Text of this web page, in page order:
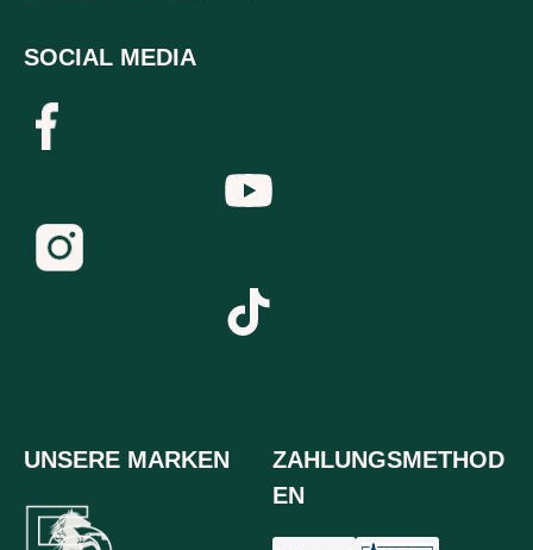
SOCIAL MEDIA
UNSERE MARKEN
ZAHLUNGSMETHOD
EN